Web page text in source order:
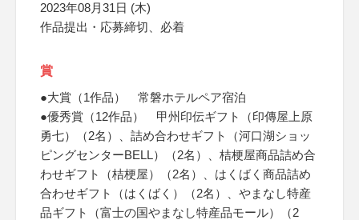
2023年08月31日 (木)
作品提出・応募締切、必着
賞
●大賞（1作品） 常磐ホテルペア宿泊
●優秀賞（12作品） 甲州印伝ギフト（印傳屋上原
勇七）（2名）、詰め合わせギフト（河口湖ショッ
ピングセンターBELL）（2名）、桔梗屋商品詰め合
わせギフト（桔梗屋）（2名）、はくばく商品詰め
合わせギフト（はくばく）（2名）、やまなし特産
品ギフト（富士の国やまなし特産品モール）（2